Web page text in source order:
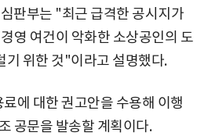
판부는 "최근 급격한 공시지가
영 여건이 악화한 소상공인의 도
기 위한 것"이라고 설명했다.
에 대한 권고안을 수용해 이행
공문을 발송할 계획이다.